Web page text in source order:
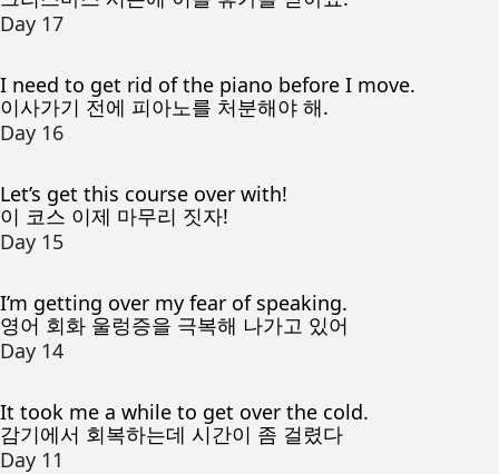
Day 17
I need to get rid of the piano before I move.
이사가기 전에 피아노를 처분해야 해.
Day 16
Let’s get this course over with!
이 코스 이제 마무리 짓자!
Day 15
I’m getting over my fear of speaking.
영어 회화 울렁증을 극복해 나가고 있어
Day 14
It took me a while to get over the cold.
감기에서 회복하는데 시간이 좀 걸렸다
Day 11